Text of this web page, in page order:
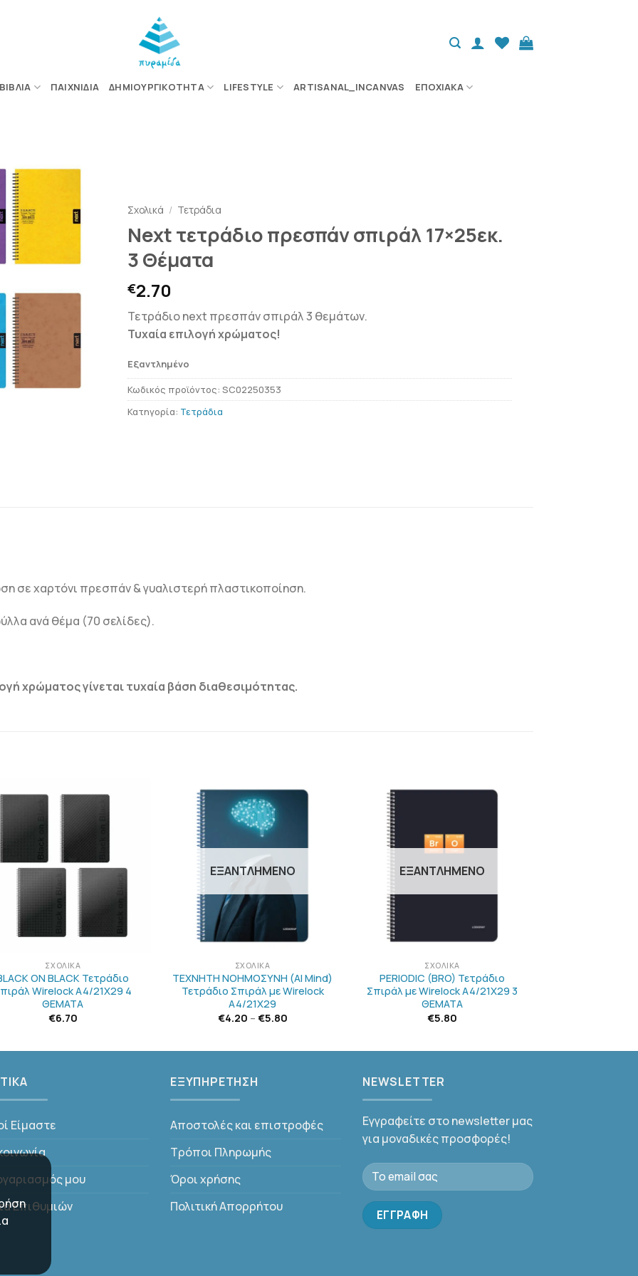
ΒΙΒΛΊΑ ΠΑΙΧΝΊΔΙΑ ΔΗΜΙΟΥΡΓΙΚΌΤΗΤΑ LIFESTYLE ARTISANAL_INCANVAS ΕΠΟΧΙΑΚΆ
ΠΡΟΣΘΉΚΗ
ΛΊΣΤΑ
ΕΠΙΘΥΜΙΏΝ
Σχολικά / Τετράδια
Next τετράδιο πρεσπάν σπιράλ 17×25εκ.
3 Θέματα
€2.70
Τετράδιο next πρεσπάν σπιράλ 3 θεμάτων.
Τυχαία επιλογή χρώματος!
Εξαντλημένο
Κωδικός προϊόντος: SC02250353
Κατηγορία: Τετράδια
σε χαρτόνι πρεσπάν & γυαλιστερή πλαστικοποίηση.
ανά θέμα (70 σελίδες).
χρώματος γίνεται τυχαία βάση διαθεσιμότητας.
ΣΧΟΛΙΚΆ
ΟΝ BLACK Τετράδιο
Wirelock A4/21Χ29 4
ΘΕΜΑΤΑ
€6.70
ΠΡΟΣΘΉΚΗ
ΕΞΑΝΤΛΗΜΈΝΟ
ΣΧΟΛΙΚΆ
ΤΕΧΝΗΤΗ ΝΟΗΜΟΣΥΝΗ (ΑΙ Mind)
Τετράδιο Σπιράλ με Wirelock
A4/21Χ29
€4.20 – €5.80
ΕΞΑΝΤΛΗΜΈΝΟ
ΣΧΟΛΙΚΆ
PERIODIC (BRO) Τετράδιο
Σπιράλ με Wirelock A4/21Χ29 3
ΘΕΜΑΤΑ
€5.80
Είμαστε
μου
Επιθυμιών
ΕΞΥΠΗΡΕΤΗΣΗ
Αποστολές και επιστροφές
Τρόποι Πληρωμής
Όροι χρήσης
Πολιτική Απορρήτου
NEWSLETTER
Εγγραφείτε στο newsletter μας
για μοναδικές προσφορές!